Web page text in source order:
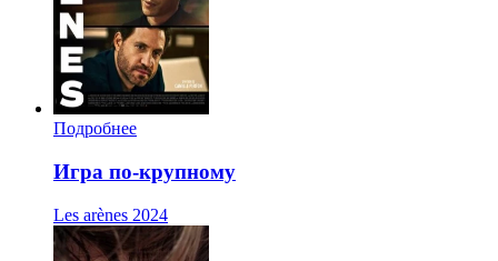
Подробнее
Игра по-крупному
Les arènes 2024